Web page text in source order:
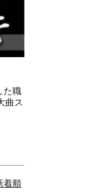
た職
曲ス
着順